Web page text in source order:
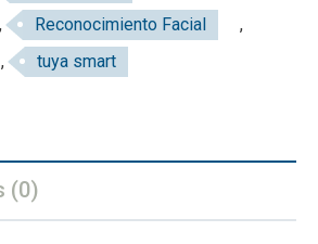
, Reconocimiento Facial
,
, tuya smart
(0)